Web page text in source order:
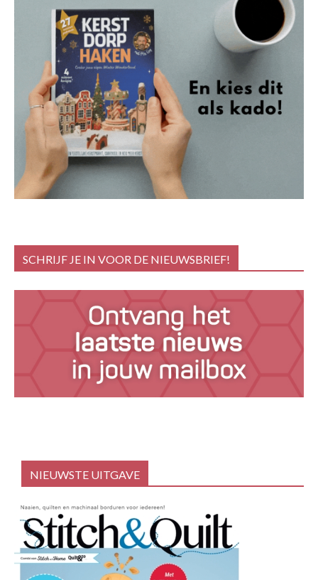
SCHRIJF JE IN VOOR DE NIEUWSBRIEF!
NIEUWSTE UITGAVE